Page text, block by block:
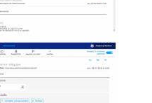
begonnen
wirdin der Beta-
Verfügung stehen
bereits seit einigen